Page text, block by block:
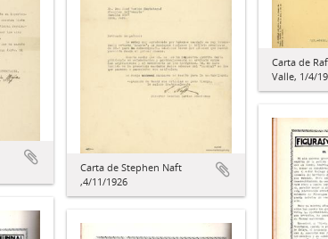
Carta de
Valle, 1/4/
Carta de Stephen Naft
,4/11/1926